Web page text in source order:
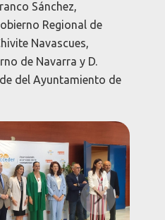
Sánchez,
Regional de
Navascues,
de Navarra y D.
del Ayuntamiento de